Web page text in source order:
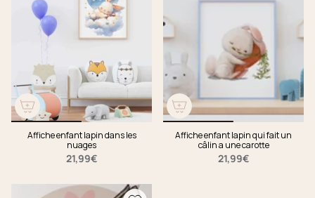
Affiche enfant lapin dans les
nuages
21,99€
Affiche enfant lapin qui fait un
câlin a une carotte
21,99€